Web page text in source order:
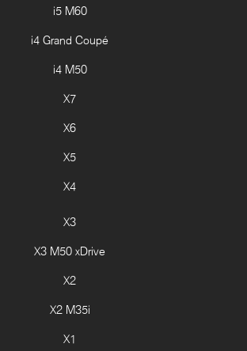
i5 M60
i4 Grand Coupé
i4 M50
X7
X6
X5
X4
X3
X3 M50 xDrive
X2
X2 M35i
X1